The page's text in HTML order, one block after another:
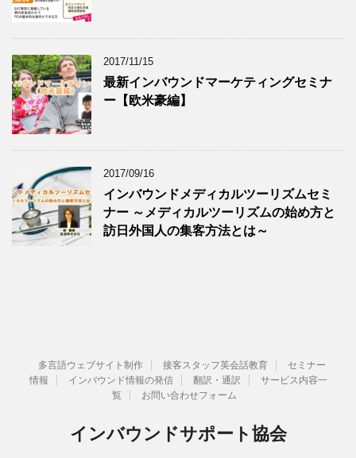
2017/11/15
最新インバウンドマーケティングセミナ
ー【欧米豪編】
2017/09/16
インバウンドメディカルツーリズムセミ
ナー ～メディカルツーリズムの始め方と
訪日外国人の集客方法とは～
多言語ウェブサイト制作 接客スタッフ英会話教育
セミナー
情報
インバウンド情報の発信 翻訳・通訳
サービス内容一
覧
お問い合わせフォーム
インバウンドサポート協会